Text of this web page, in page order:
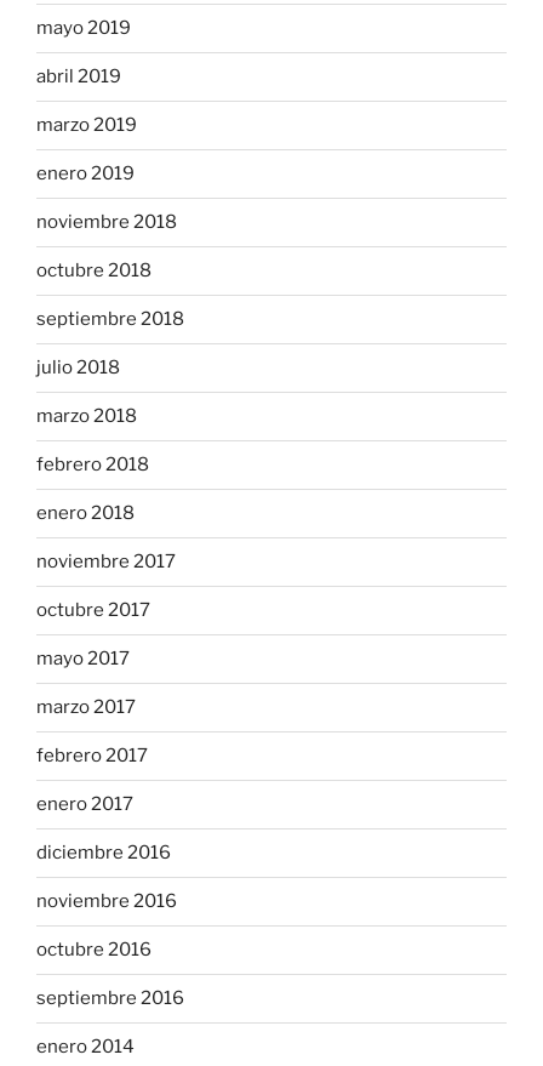
mayo 2019
abril 2019
marzo 2019
enero 2019
noviembre 2018
octubre 2018
septiembre 2018
julio 2018
marzo 2018
febrero 2018
enero 2018
noviembre 2017
octubre 2017
mayo 2017
marzo 2017
febrero 2017
enero 2017
diciembre 2016
noviembre 2016
octubre 2016
septiembre 2016
enero 2014